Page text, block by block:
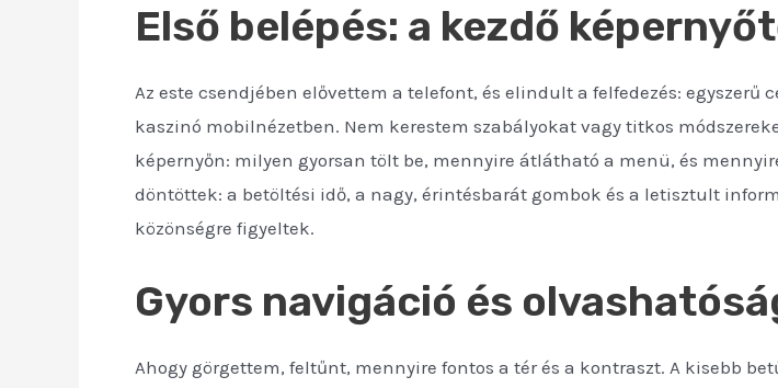
Első belépés: a kezdő
Az este csendjében elővettem a telefont, és elindult a felfedezés:
kaszinó mobilnézetben. Nem kerestem szabályokat vagy titkos
képernyőn: milyen gyorsan tölt be, mennyire átlátható a menü, és
döntöttek: a betöltési idő, a nagy, érintésbarát gombok és a letisztult
közönségre figyeltek.
Gyors navigáció és
Ahogy görgettem, feltűnt, mennyire fontos a tér és a kontraszt. A kisebb